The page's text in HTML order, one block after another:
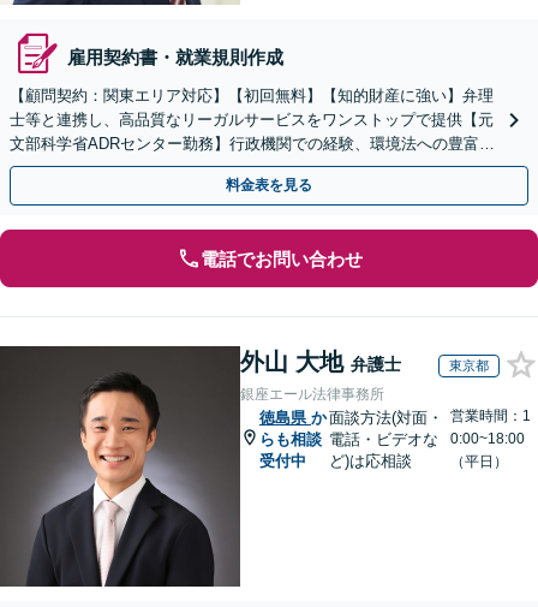
雇用契約書・就業規則作成
【顧問契約：関東エリア対応】【初回無料】【知的財産に強い】弁理
士等と連携し、高品質なリーガルサービスをワンストップで提供【元
文部科学省ADRセンター勤務】行政機関での経験、環境法への豊富な
知識を活かし、事業者さまの抱える問題を解決へ導きます
料金表を見る
電話でお問い合わせ
外山 大地 弁護士 東京都
銀座エール法律事務所
徳島県 か
らも相談
受付中
面談方法(対面・
電話・ビデオな
ど)は応相談
営業時間：1
0:00~18:00
（平日）